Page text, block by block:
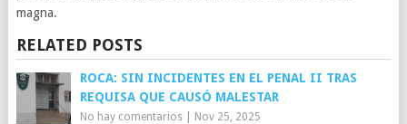
magna.
RELATED POSTS
ROCA: SIN INCIDENTES EN EL PENAL II TRAS
REQUISA QUE CAUSÓ MALESTAR
No hay comentarios| Nov 25, 2025